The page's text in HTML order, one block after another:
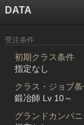
DATA
受注条件
初期クラス条件
指定なし
クラス・ジョブ
鍛冶師 Lv 10～
グランドカンパ